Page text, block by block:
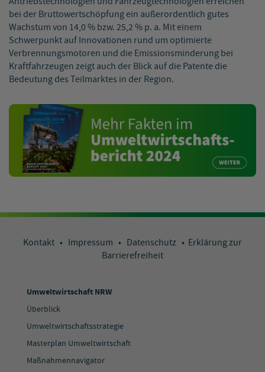
bei der Bruttowertschöpfung ein außerordentlich gutes
Wachstum von 14,0 % bzw. 25,2 % p. a. Mit einem
Schwerpunkt auf Innovationen rund um optimierte
Verbrennungsmotoren und die Emissionsminderung bei
Kraftfahrzeugen zeigt auch der Blick auf die Patente die
Bedeutung des Teilmarktes in der Region.
Kontakt • Impressum • Datenschutz • Erklärung zur
Barrierefreiheit
Umweltwirtschaft NRW
Überblick
Umweltwirtschaftsstrategie
Masterplan Umweltwirtschaft
Maßnahmennavigator